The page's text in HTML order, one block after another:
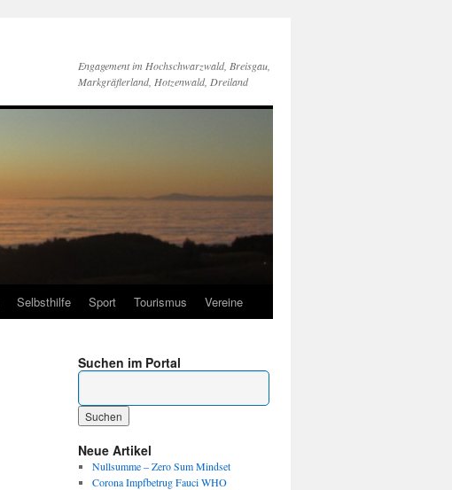
Engagement im Hochschwarzwald, Breisgau,
Markgräflerland, Hotzenwald, Dreiland
Selbsthilfe Sport Tourismus Vereine
Suchen im Portal
Neue Artikel
Nullsumme – Zero Sum Mindset
Corona Impfbetrug Fauci WHO